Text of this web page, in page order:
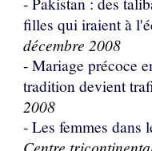
filles qui iraient à
décembre 2008
- Mariage précoce
tradition devient
2008
- Les femmes dans